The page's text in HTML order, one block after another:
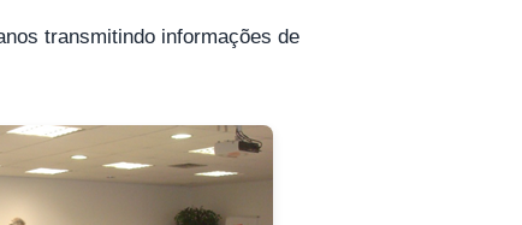
transmitindo informações de